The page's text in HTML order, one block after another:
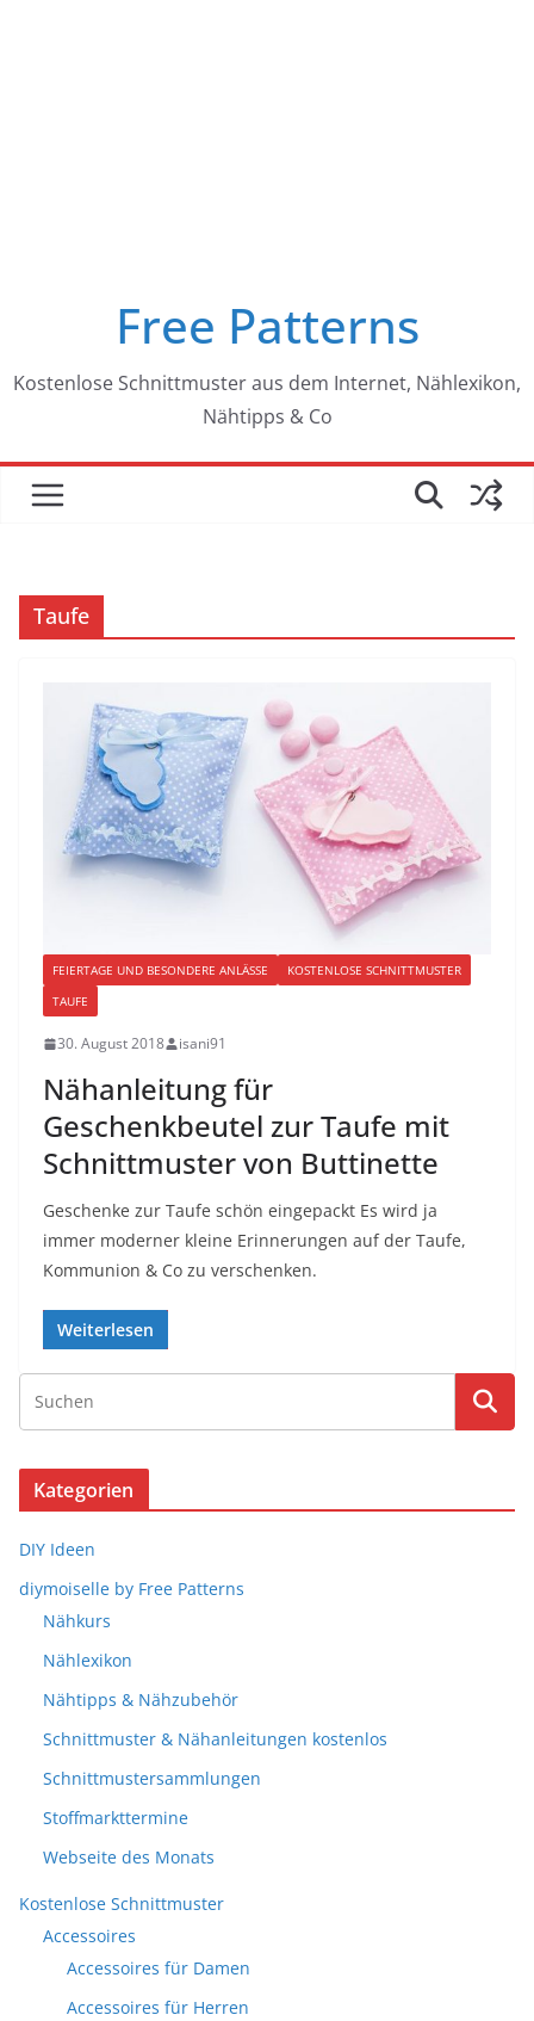
Free Patterns
Kostenlose Schnittmuster aus dem Internet, Nählexikon,
Nähtipps & Co
Taufe
FEIERTAGE UND BESONDERE ANLÄSSE
KOSTENLOSE SCHNITTMUSTER
TAUFE
30. August 2018 isani91
Nähanleitung für
Geschenkbeutel zur Taufe mit
Schnittmuster von Buttinette
Geschenke zur Taufe schön eingepackt Es wird ja
immer moderner kleine Erinnerungen auf der Taufe,
Kommunion & Co zu verschenken.
Weiterlesen
Kategorien
DIY Ideen
diymoiselle by Free Patterns
Nähkurs
Nählexikon
Nähtipps & Nähzubehör
Schnittmuster & Nähanleitungen kostenlos
Schnittmustersammlungen
Stoffmarkttermine
Webseite des Monats
Kostenlose Schnittmuster
Accessoires
Accessoires für Damen
Accessoires für Herren